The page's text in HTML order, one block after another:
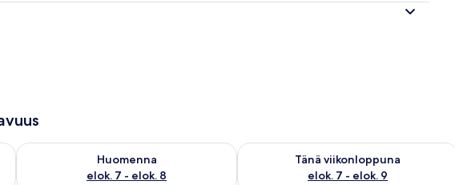
elok. 7
Huomenna
elok. 7 - elok. 8
Tarkista huomisen saatavuus elok. 7 - elok. 8
Tänä viikonloppuna
elok. 7 - elok. 9
Tarkista tämän viikonlopun saatavuus